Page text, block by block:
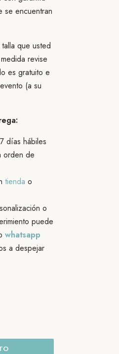
se encuentran
que usted
revise
es gratuito e
(a su
días hábiles
orden de
tienda o
o
puede
whatsapp
a despejar